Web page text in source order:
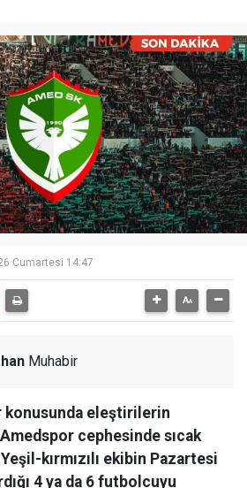
Cumartesi 14:47
Muhabir
konusunda eleştirilerin
cephesinde sıcak
kırmızılı ekibin Pazartesi
4 ya da 6 futbolcuyu